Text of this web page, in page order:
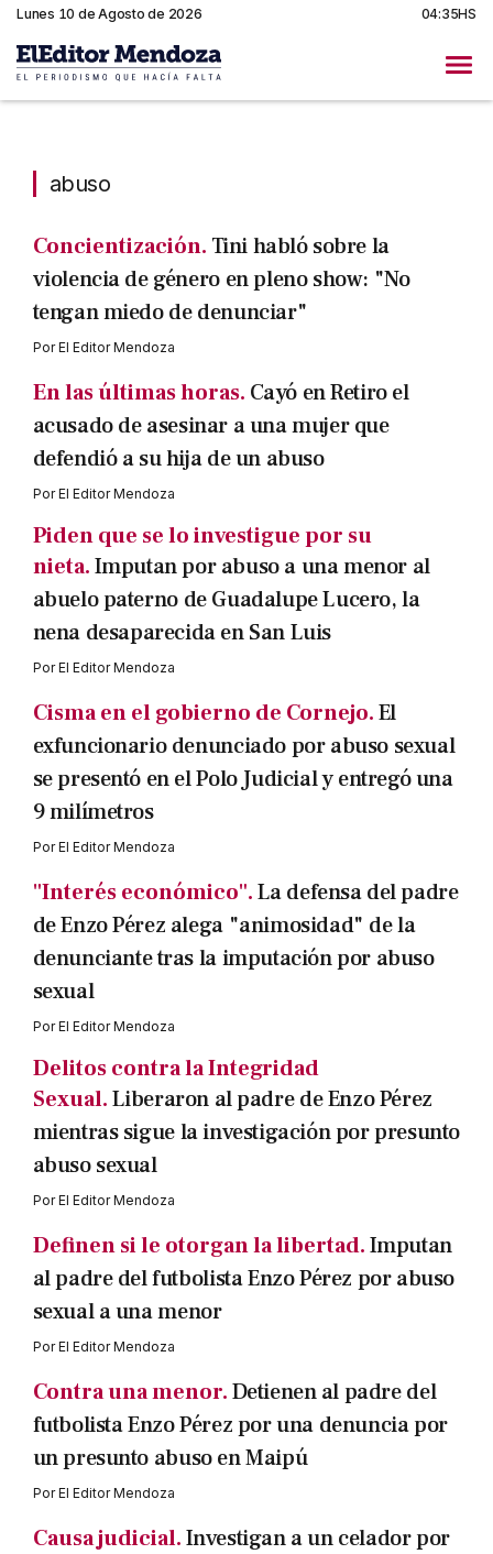
Lunes 10 de Agosto de 2026 04:35HS
abuso
Concientización. Tini habló sobre la
violencia de género en pleno show: "No
tengan miedo de denunciar"
PorEl Editor Mendoza
En las últimas horas. Cayó en Retiro el
acusado de asesinar a una mujer que
defendió a su hija de un abuso
PorEl Editor Mendoza
Piden que se lo investigue por su
nieta.Imputan por abuso a una menor al
abuelo paterno de Guadalupe Lucero, la
nena desaparecida en San Luis
PorEl Editor Mendoza
Cisma en el gobierno de Cornejo.El
exfuncionario denunciado por abuso sexual
se presentó en el Polo Judicial y entregó una
9 milímetros
PorEl Editor Mendoza
"Interés económico".La defensa del padre
de Enzo Pérez alega "animosidad" de la
denunciante tras la imputación por abuso
sexual
PorEl Editor Mendoza
Delitos contra la Integridad
Sexual.Liberaron al padre de Enzo Pérez
mientras sigue la investigación por presunto
abuso sexual
PorEl Editor Mendoza
Definen si le otorgan la libertad.Imputan
al padre del futbolista Enzo Pérez por abuso
sexual a una menor
PorEl Editor Mendoza
Contra una menor.Detienen al padre del
futbolista Enzo Pérez por una denuncia por
un presunto abuso en Maipú
PorEl Editor Mendoza
Causa judicial.Investigan a un celador por